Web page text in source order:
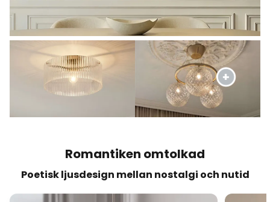
Romantiken omtolkad
Poetisk ljusdesign mellan nostalgi och nutid